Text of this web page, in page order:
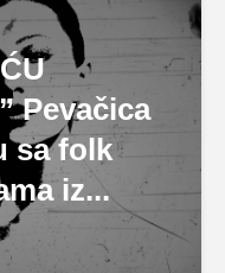
Pevačica
sa folk
iz...